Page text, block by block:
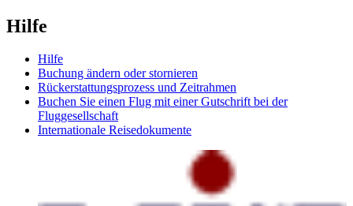
Hilfe
Hilfe
Buchung ändern oder stornieren
Rückerstattungsprozess und Zeitrahmen
Buchen Sie einen Flug mit einer Gutschrift bei der
Fluggesellschaft
Internationale Reisedokumente